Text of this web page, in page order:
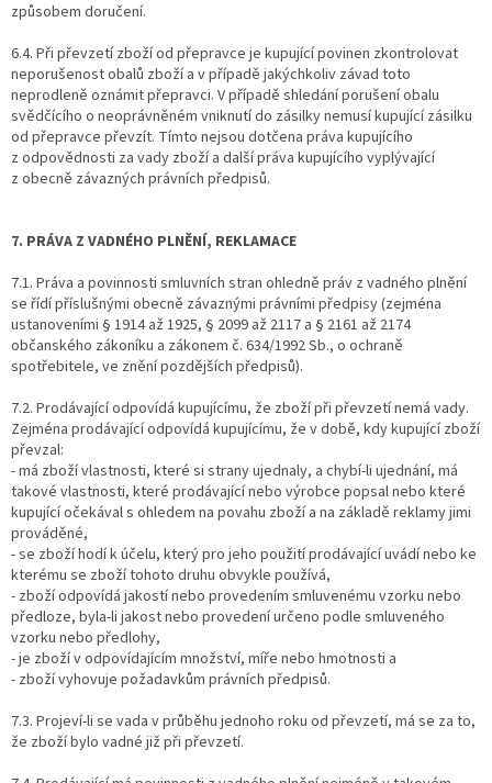
způsobem doručení.
6.4. Při převzetí zboží od přepravce je kupující povinen zkontrolovat
neporušenost obalů zboží a v případě jakýchkoliv závad toto
neprodleně oznámit přepravci. V případě shledání porušení obalu
svědčícího o neoprávněném vniknutí do zásilky nemusí kupující zásilku
od přepravce převzít. Tímto nejsou dotčena práva kupujícího
z odpovědnosti za vady zboží a další práva kupujícího vyplývající
z obecně závazných právních předpisů.
7. PRÁVA Z VADNÉHO PLNĚNÍ, REKLAMACE
7.1. Práva a povinnosti smluvních stran ohledně práv z vadného plnění
se řídí příslušnými obecně závaznými právními předpisy (zejména
ustanoveními § 1914 až 1925, § 2099 až 2117 a § 2161 až 2174
občanského zákoníku a zákonem č. 634/1992 Sb., o ochraně
spotřebitele, ve znění pozdějších předpisů).
7.2. Prodávající odpovídá kupujícímu, že zboží při převzetí nemá vady.
Zejména prodávající odpovídá kupujícímu, že v době, kdy kupující zboží
převzal:
- má zboží vlastnosti, které si strany ujednaly, a chybí-li ujednání, má
takové vlastnosti, které prodávající nebo výrobce popsal nebo které
kupující očekával s ohledem na povahu zboží a na základě reklamy jimi
prováděné,
- se zboží hodí k účelu, který pro jeho použití prodávající uvádí nebo ke
kterému se zboží tohoto druhu obvykle používá,
- zboží odpovídá jakostí nebo provedením smluvenému vzorku nebo
předloze, byla-li jakost nebo provedení určeno podle smluveného
vzorku nebo předlohy,
- je zboží v odpovídajícím množství, míře nebo hmotnosti a
- zboží vyhovuje požadavkům právních předpisů.
7.3. Projeví-li se vada v průběhu jednoho roku od převzetí, má se za to,
že zboží bylo vadné již při převzetí.